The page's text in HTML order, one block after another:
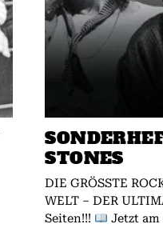
STONES
DIE GRÖSSTE
WELT – DER
Seiten!!!
Jetzt